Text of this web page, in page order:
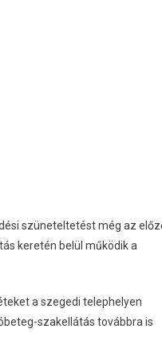
szüneteltetést még az
keretén belül működik a
a szegedi telephelyen
szakellátás továbbra is